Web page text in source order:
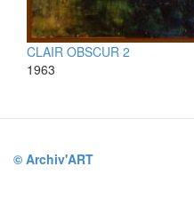
CLAIR OBSCUR 2
1963
© Archiv'ART